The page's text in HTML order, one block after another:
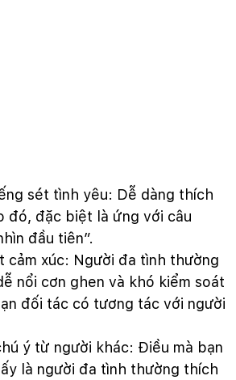
sét tình yêu: Dễ dàng thích
đó, đặc biệt là ứng với câu
đầu tiên”.
cảm xúc: Người đa tình thường
nổi cơn ghen và khó kiểm soát
đối tác có tương tác với người
ý từ người khác: Điều mà bạn
là người đa tình thường thích